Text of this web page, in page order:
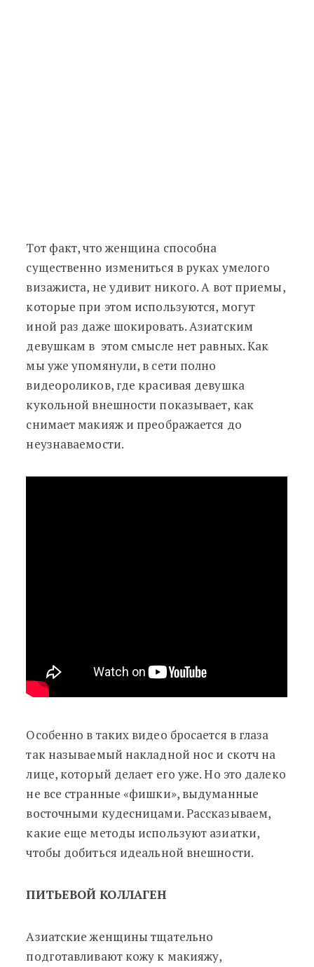
Тот факт, что женщина способна
существенно измениться в руках умелого
визажиста, не удивит никого. А вот приемы,
которые при этом используются, могут
иной раз даже шокировать. Азиатским
девушкам в этом смысле нет равных. Как
мы уже упомянули, в сети полно
видеороликов, где красивая девушка
кукольной внешности показывает, как
снимает макияж и преображается до
неузнаваемости.
Особенно в таких видео бросается в глаза
так называемый накладной нос и скотч на
лице, который делает его уже. Но это далеко
не все странные «фишки», выдуманные
восточными кудесницами. Рассказываем,
какие еще методы используют азиатки,
чтобы добиться идеальной внешности.
ПИТЬЕВОЙ КОЛЛАГЕН
Азиатские женщины тщательно
подготавливают кожу к макияжу,